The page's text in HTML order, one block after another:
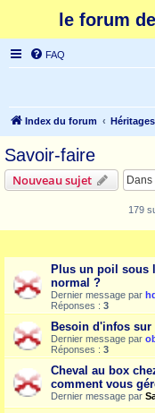
le forum
FAQ
Index du forum Héritages
Savoir-faire
Nouveau sujet
179
Plus un poil sous
normal ?
Dernier message par
Réponses : 3
Besoin d'infos
Dernier message par
Réponses : 3
Cheval au box
comment vous
Dernier message par